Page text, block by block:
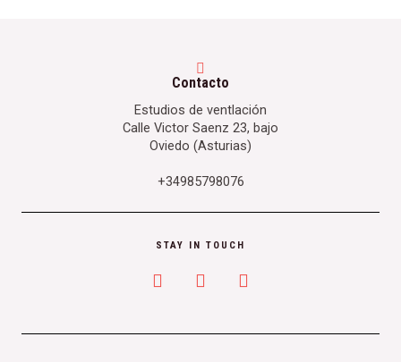
Contacto
Estudios de ventlación
Calle Victor Saenz 23, bajo
Oviedo (Asturias)
+34985798076
STAY IN TOUCH